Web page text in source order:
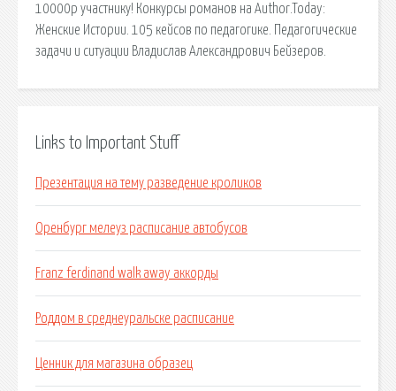
10000р участнику! Конкурсы романов на Author.Today:
Женские Истории. 105 кейсов по педагогике. Педагогические
задачи и ситуации Владислав Александрович Бейзеров.
Links to Important Stuff
Презентация на тему разведение кроликов
Оренбург мелеуз расписание автобусов
Franz ferdinand walk away аккорды
Роддом в среднеуральске расписание
Ценник для магазина образец